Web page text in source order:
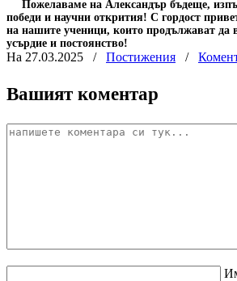
Пожелаваме на Александър бъдеще,
победи и научни открития! С гордост
на нашите ученици, които продължават да
усърдие и постоянство!
На 27.03.2025 / Постижения /
Вашият коментар